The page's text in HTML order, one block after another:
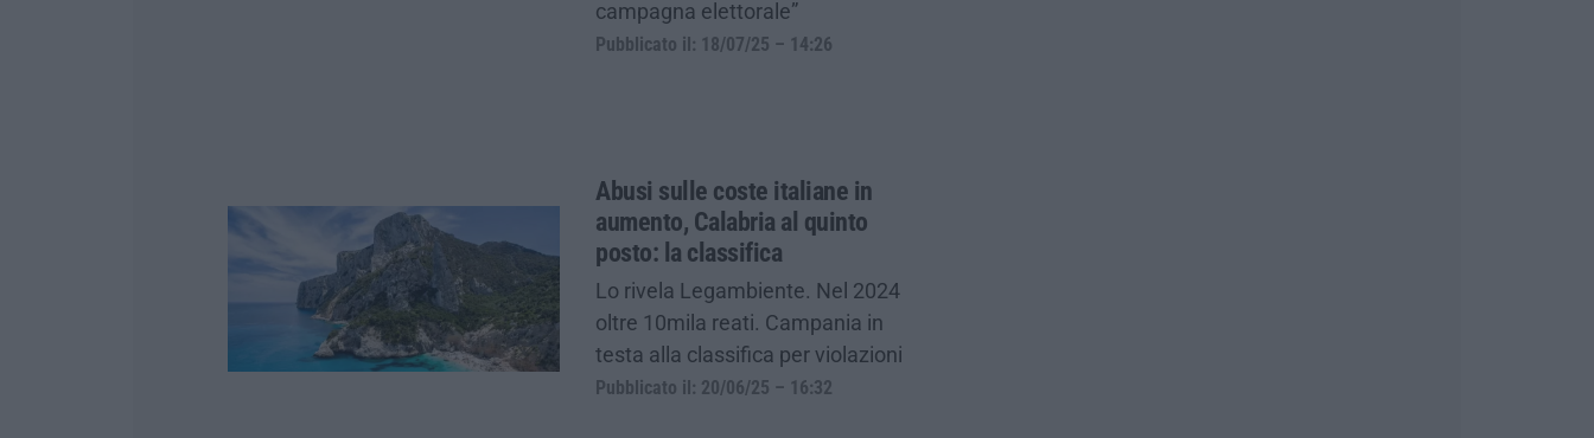
campagna elettorale”
Pubblicato il: 18/07/25 – 14:26
Abusi sulle coste italiane in
aumento, Calabria al quinto
posto: la classifica
Lo rivela Legambiente. Nel 2024
oltre 10mila reati. Campania in
testa alla classifica per violazioni
Pubblicato il: 20/06/25 – 16:32